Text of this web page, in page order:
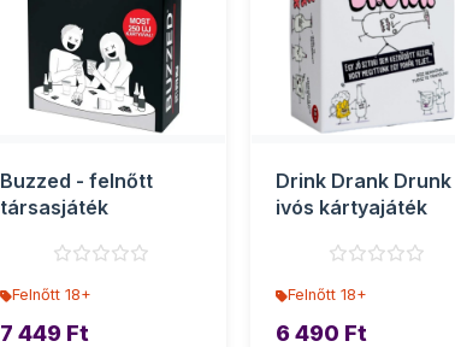
Buzzed - felnőtt
társasjáték
Felnőtt 18+
7 449 Ft
Drink Drank Drunk
ivós kártyajáték
Felnőtt 18+
6 490 Ft